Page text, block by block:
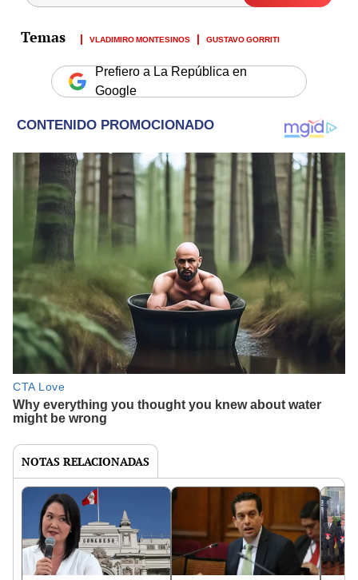
VLADIMIRO MONTESINOS GUSTAVO GORRITI
Prefiero a La República en
Google
NOTAS RELACIONADAS